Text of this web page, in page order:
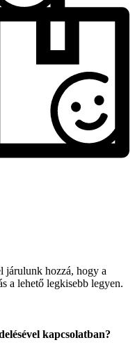
járulunk hozzá, hogy a
a lehető legkisebb legyen.
kapcsolatban?